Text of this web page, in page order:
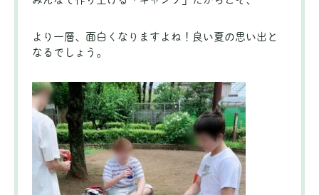
より一層、面白くなりますよね！良い夏の思い出と
なるでしょう。